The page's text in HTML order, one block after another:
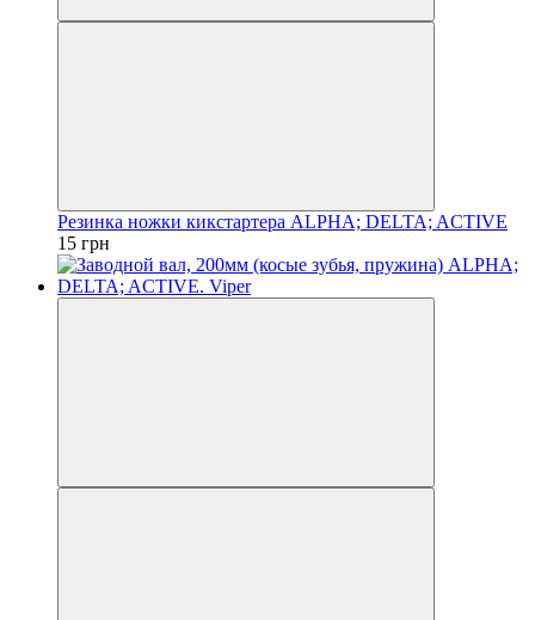
Резинка ножки кикстартера ALPHA; DELTA; ACTIVE
15 грн